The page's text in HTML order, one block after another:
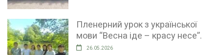
Пленерний урок з української
мови “Весна іде – красу несе”.
26.05.2026